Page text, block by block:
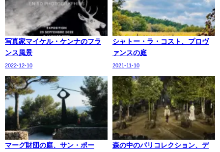
写真家マイケル・ケンナのフラ
ンス風景
2022-12-10
シャトー・ラ・コスト、プロヴ
ァンスの庭
2021-11-10
マーグ財団の庭、サン・ポー
森の中のパリコレクション、デ